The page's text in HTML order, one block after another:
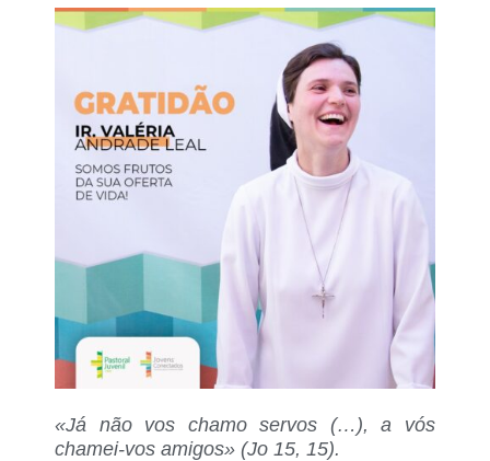
«Já não vos chamo servos (…), a vós
chamei-vos amigos» (Jo 15, 15).